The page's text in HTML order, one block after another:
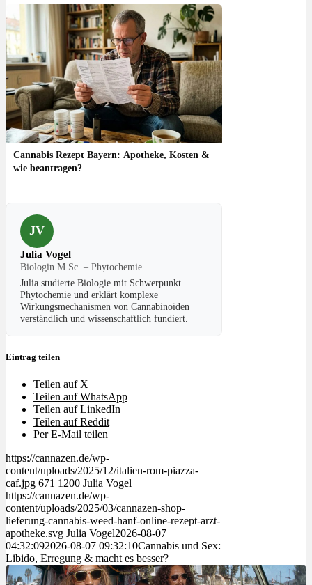
Cannabis Rezept Bayern: Apotheke, Kosten &
wie beantragen?
JV
Julia Vogel
Biologin M.Sc. – Phytochemie
Julia studierte Biologie mit Schwerpunkt
Phytochemie und erklärt komplexe
Wirkungsmechanismen von Cannabinoiden
verständlich und wissenschaftlich fundiert.
Eintrag teilen
Teilen auf X
Teilen auf WhatsApp
Teilen auf LinkedIn
Teilen auf Reddit
Per E-Mail teilen
https://cannazen.de/wp-
content/uploads/2025/12/italien-rom-piazza-
caf.jpg 671 1200 Julia Vogel
https://cannazen.de/wp-
content/uploads/2025/03/cannazen-shop-
lieferung-cannabis-weed-hanf-online-rezept-arzt-
apotheke.svg Julia Vogel2026-08-07
04:32:092026-08-07 09:32:10Cannabis und Sex:
Libido, Erregung & macht es besser?